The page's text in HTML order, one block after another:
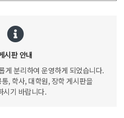
시판 안내
게 분리하여 운영하게 되었습니다.
, 학사, 대학원, 장학 게시판을
시기 바랍니다.